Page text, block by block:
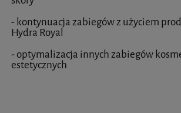
- kontynuacja zabiegów z użyciem
Hydra Royal
- optymalizacja innych zabiegów
estetycznych